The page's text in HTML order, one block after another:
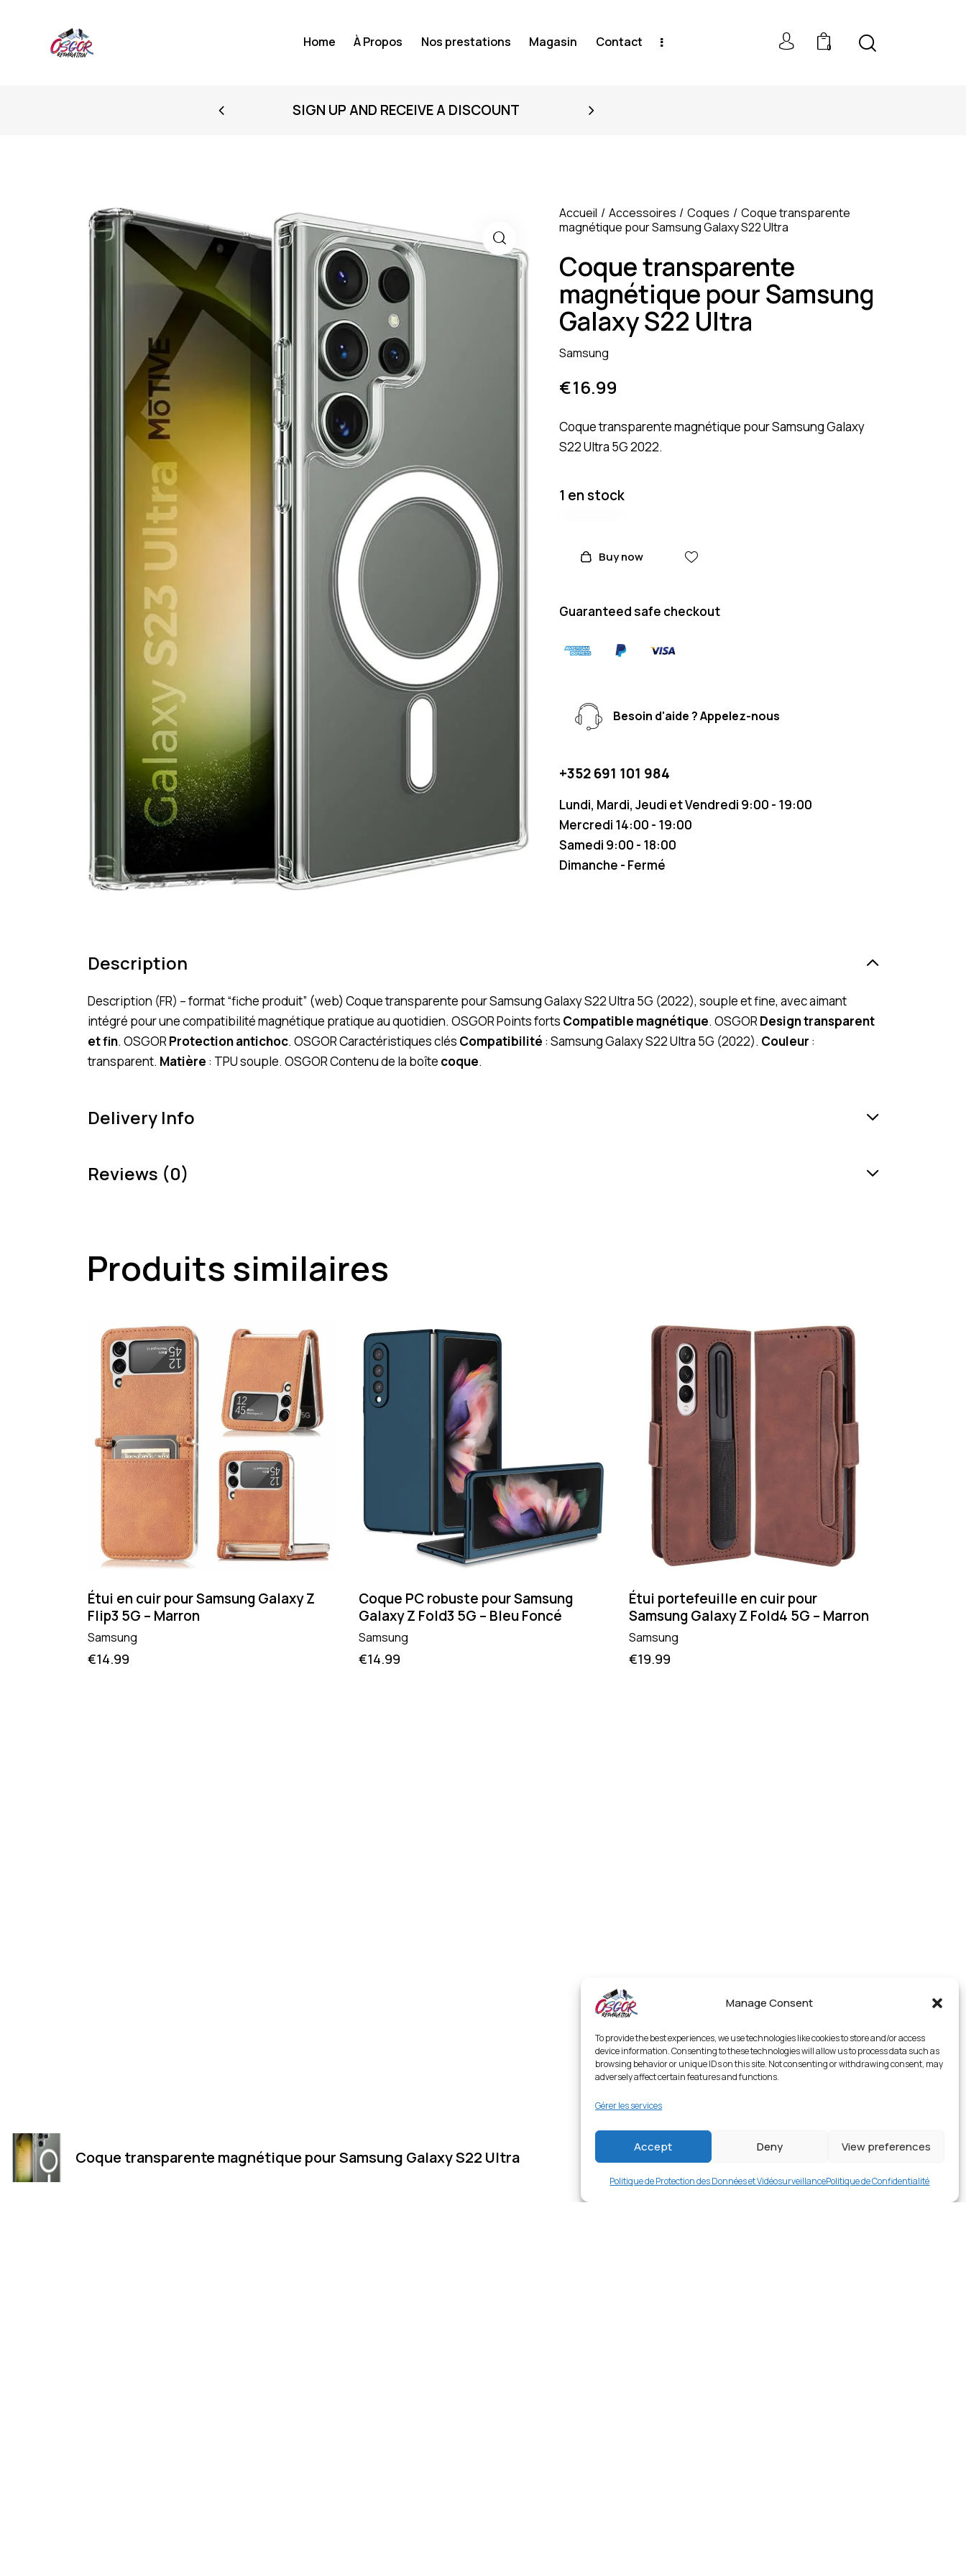
Manage Consent
To provide the best experiences, we use technologies like cookies to store and/or access
device information. Consenting to these technologies will allow us to process data such as
browsing behavior or unique IDs on this site. Not consenting or withdrawing consent, may
adversely affect certain features and functions.
Gérer les services
Accept Deny View preferences
Politique de Protection des Données et VidéosurveillancePolitique de Confidentialité
Home À Propos Nos prestations Magasin Contact 0
SIGN UP AND RECEIVE A DISCOUNT
Accueil Accessoires Coques
Coque transparente
magnétique pour Samsung Galaxy S22 Ultra
Coque transparente
magnétique pour Samsung
Galaxy S22 Ultra
Samsung
€16.99
Coque transparente magnétique pour Samsung Galaxy
S22 Ultra 5G 2022.
1 en stock
Buy now
Guaranteed safe checkout
Besoin d'aide ? Appelez-nous
+352 691 101 984
Lundi, Mardi, Jeudi et Vendredi 9:00 - 19:00
Mercredi 14:00 - 19:00
Samedi 9:00 - 18:00
Dimanche - Fermé
Description
Description (FR) – format “fiche produit” (web) Coque transparente pour Samsung Galaxy S22 Ultra 5G (2022), souple et fine, avec aimant
intégré pour une compatibilité magnétique pratique au quotidien. OSGOR Points forts Compatible magnétique. OSGORDesign transparent
et fin. OSGORProtection antichoc. OSGOR Caractéristiques clés Compatibilité : Samsung Galaxy S22 Ultra 5G (2022). Couleur :
transparent. Matière : TPU souple. OSGOR Contenu de la boîte coque.
Delivery Info
Reviews (0)
Produits similaires
Étui en cuir pour Samsung Galaxy Z
Flip3 5G – Marron
Samsung
€14.99
Coque PC robuste pour Samsung
Galaxy Z Fold3 5G – Bleu Foncé
Samsung
€14.99
Étui portefeuille en cuir pour
Samsung Galaxy Z Fold4 5G – Marron
Samsung
€19.99
Coque transparente magnétique pour Samsung Galaxy S22 Ultra 16.99
Buy now